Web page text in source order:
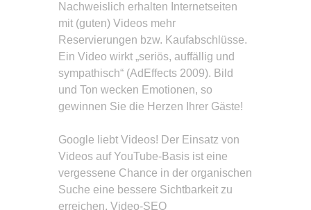
Nachweislich erhalten Internetseiten
mit (guten) Videos mehr
Reservierungen bzw. Kaufabschlüsse.
Ein Video wirkt „seriös, auffällig und
sympathisch“ (AdEffects 2009). Bild
und Ton wecken Emotionen, so
gewinnen Sie die Herzen Ihrer Gäste!
Google liebt Videos! Der Einsatz von
Videos auf YouTube-Basis ist eine
vergessene Chance in der organischen
Suche eine bessere Sichtbarkeit zu
erreichen. Video-SEO